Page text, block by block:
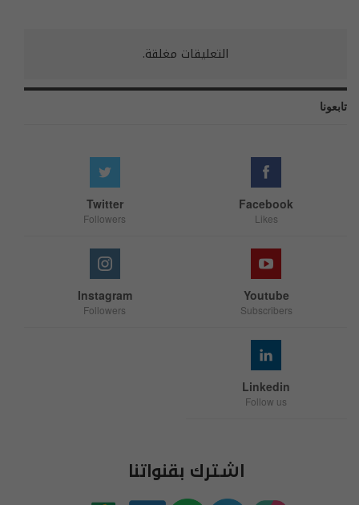
التعليقات مغلقة.
تابعونا
Facebook
Likes
Twitter
Followers
Youtube
Subscribers
Instagram
Followers
Linkedin
Follow us
اشترك بقنواتنا